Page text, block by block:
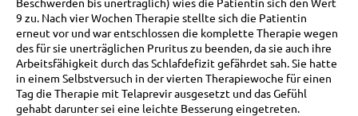
9 zu. Nach vier Wochen Therapie stellte sich die Patientin
erneut vor und war entschlossen die komplette Therapie wegen
des für sie unerträglichen Pruritus zu beenden, da sie auch ihre
Arbeitsfähigkeit durch das Schlafdefizit gefährdet sah. Sie hatte
in einem Selbstversuch in der vierten Therapiewoche für einen
Tag die Therapie mit Telaprevir ausgesetzt und das Gefühl
gehabt darunter sei eine leichte Besserung eingetreten.